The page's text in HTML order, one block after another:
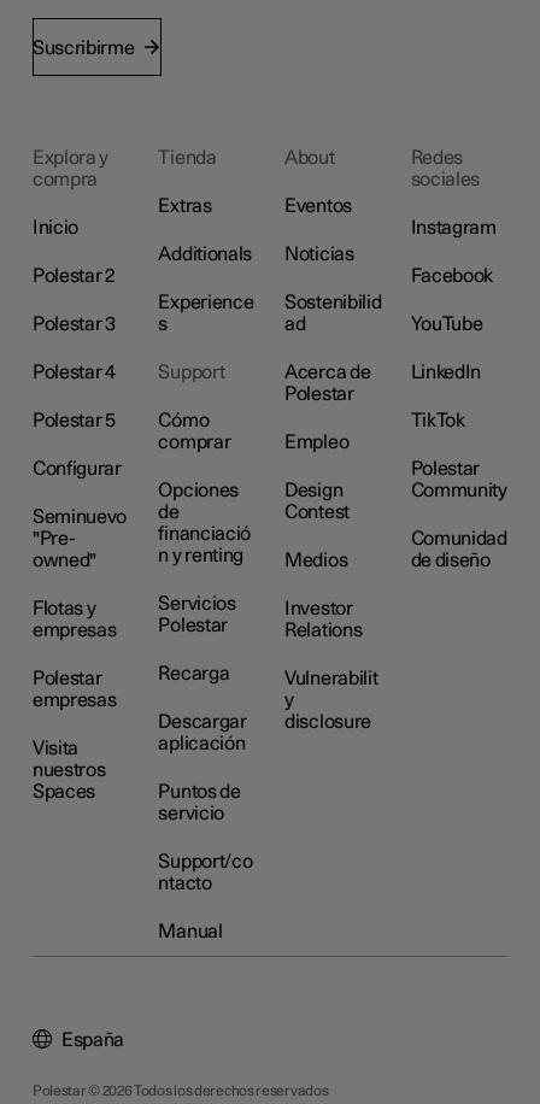
Suscribirme
Explora y
compra
Inicio
Polestar 2
Polestar 3
Polestar 4
Polestar 5
Configurar
Seminuevo
"Pre-
owned"
Flotas y
empresas
Polestar
empresas
Visita
nuestros
Spaces
Tienda
Extras
Additionals
Experience
s
Support
Cómo
comprar
Opciones
de
financiació
n y renting
Servicios
Polestar
Recarga
Descargar
aplicación
Puntos de
servicio
Support/co
ntacto
Manual
About
Eventos
Noticias
Sostenibilid
ad
Acerca de
Polestar
Empleo
Design
Contest
Medios
Investor
Relations
Vulnerabilit
y
disclosure
Redes
sociales
Instagram
Facebook
YouTube
LinkedIn
TikTok
Polestar
Community
Comunidad
de diseño
Polestar © 2026 Todos los derechos reservados
España